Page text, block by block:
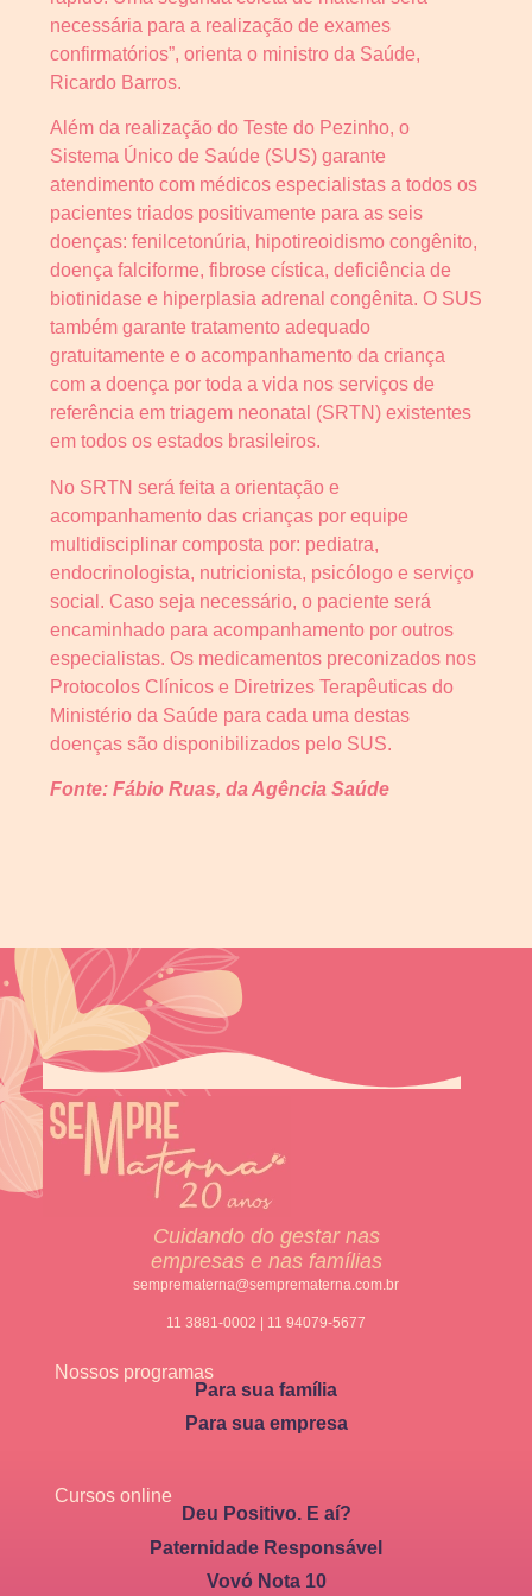
necessária para a realização de exames
confirmatórios”, orienta o ministro da Saúde,
Ricardo Barros.
Além da realização do Teste do Pezinho, o
Sistema Único de Saúde (SUS) garante
atendimento com médicos especialistas a todos os
pacientes triados positivamente para as seis
doenças: fenilcetonúria, hipotireoidismo congênito,
doença falciforme, fibrose cística, deficiência de
biotinidase e hiperplasia adrenal congênita. O SUS
também garante tratamento adequado
gratuitamente e o acompanhamento da criança
com a doença por toda a vida nos serviços de
referência em triagem neonatal (SRTN) existentes
em todos os estados brasileiros.
No SRTN será feita a orientação e
acompanhamento das crianças por equipe
multidisciplinar composta por: pediatra,
endocrinologista, nutricionista, psicólogo e serviço
social. Caso seja necessário, o paciente será
encaminhado para acompanhamento por outros
especialistas. Os medicamentos preconizados nos
Protocolos Clínicos e Diretrizes Terapêuticas do
Ministério da Saúde para cada uma destas
doenças são disponibilizados pelo SUS.
Fonte: Fábio Ruas, da Agência Saúde
Cuidando do gestar nas
empresas e nas famílias
semprematerna@semprematerna.com.br
11 3881-0002 | 11 94079-5677
Nossos programas
Para sua família
Para sua empresa
Cursos online
Deu Positivo. E aí?
Paternidade Responsável
Vovó Nota 10